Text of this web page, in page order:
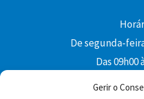
Gerir o
De segunda-
Das 09h00